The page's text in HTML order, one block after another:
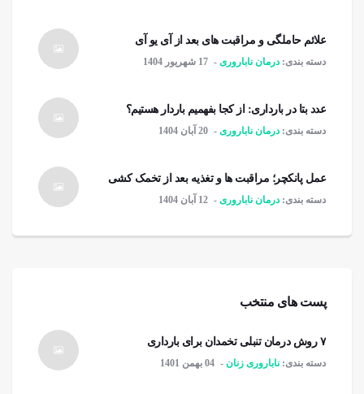
علائم حاملگی و مراقبت های بعد از آی یو آی
دسته بندی: درمان ناباروری 17 شهریور 1404
عدد بتا در بارداری: از کجا بفهمیم باردار هستیم؟
دسته بندی: درمان ناباروری 20 آبان 1404
عمل پانکچر؛ مراقبت ها و تغذیه بعد از تخمک کشی
دسته بندی: درمان ناباروری 12 آبان 1404
پست های منتخب
۷ روش درمان تنبلی تخمدان برای بارداری
دسته بندی: ناباروری زنان 04 بهمن 1401